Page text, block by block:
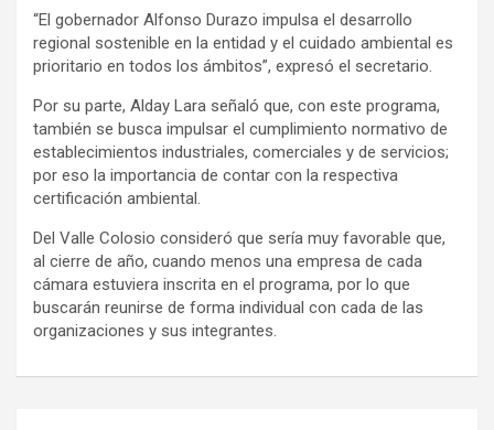
“El gobernador Alfonso Durazo impulsa el desarrollo
regional sostenible en la entidad y el cuidado ambiental es
prioritario en todos los ámbitos”, expresó el secretario.
Por su parte, Alday Lara señaló que, con este programa,
también se busca impulsar el cumplimiento normativo de
establecimientos industriales, comerciales y de servicios;
por eso la importancia de contar con la respectiva
certificación ambiental.
Del Valle Colosio consideró que sería muy favorable que,
al cierre de año, cuando menos una empresa de cada
cámara estuviera inscrita en el programa, por lo que
buscarán reunirse de forma individual con cada de las
organizaciones y sus integrantes.